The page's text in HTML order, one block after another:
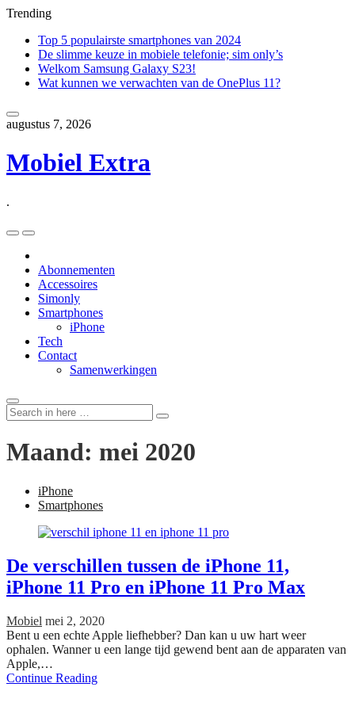
Trending
Top 5 populairste smartphones van 2024
De slimme keuze in mobiele telefonie; sim only’s
Welkom Samsung Galaxy S23!
Wat kunnen we verwachten van de OnePlus 11?
to
augustus 7, 2026
Mobiel Extra
.
Abonnementen
Accessoires
Simonly
Smartphones
iPhone
Tech
Contact
Samenwerkingen
Search
for:
Search
Maand: mei 2020
iPhone
Smartphones
De verschillen tussen de iPhone 11,
iPhone 11 Pro en iPhone 11 Pro Max
Mobiel mei 2, 2020
Bent u een echte Apple liefhebber? Dan kan u uw hart weer
ophalen. Wanner u een lange tijd gewend bent aan de apparaten van
Apple,…
Continue Reading